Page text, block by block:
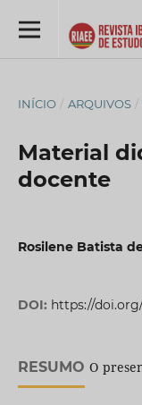
INÍCIO / ARQUIVOS /
Material
docente
Rosilene Batista
DOI: https://doi.org/
RESUMO O